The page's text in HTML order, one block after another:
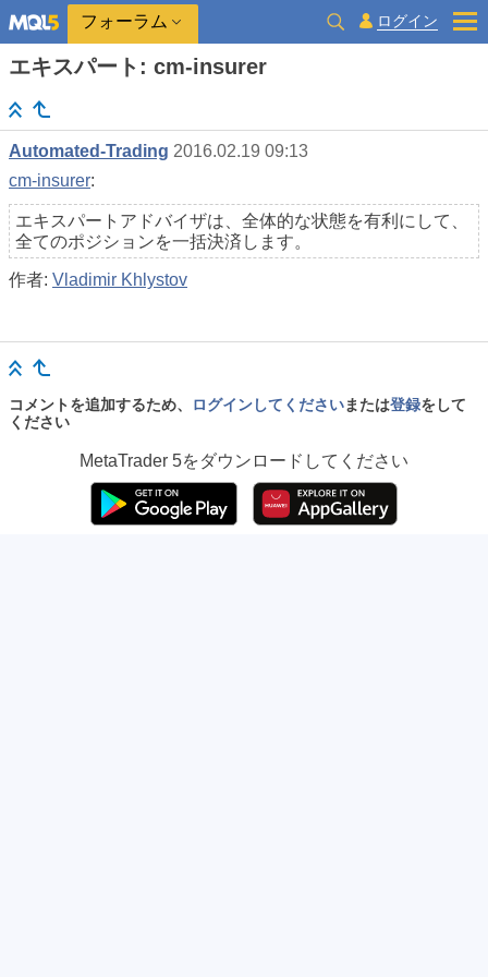
フォーラム ログイン
エキスパート: cm-insurer
Automated-Trading 2016.02.19 09:13
cm-insurer:
エキスパートアドバイザは、全体的な状態を有利にして、
全てのポジションを一括決済します。
作者: Vladimir Khlystov
コメントを追加するため、 ログインしてくださいまたは登録をして
ください
MetaTrader 5をダウンロードしてください